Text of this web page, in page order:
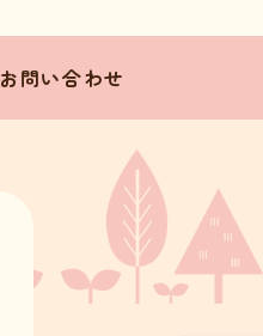
お問い合わせ